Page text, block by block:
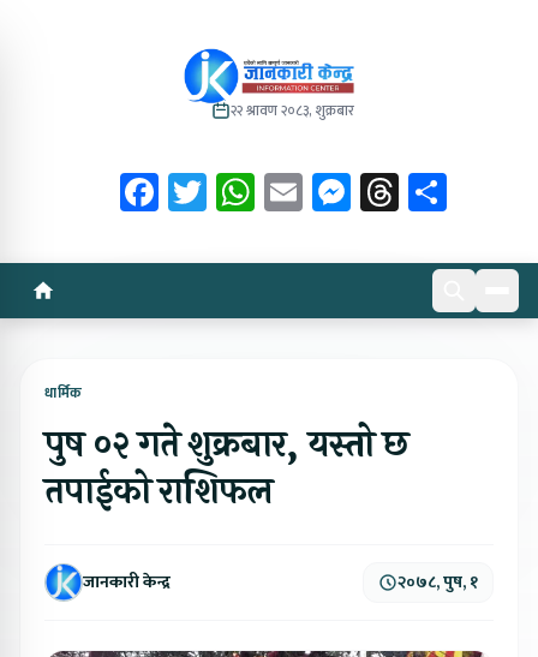
२२ श्रावण २०८३, शुक्रबार
Facebook
Twitter
WhatsApp
EmailMessenger
Threads
धार्मिक
पुष ०२ गते शुक्रबार, यस्तो छ
तपाईको राशिफल
जानकारी केन्द्र २०७८, पुष, १